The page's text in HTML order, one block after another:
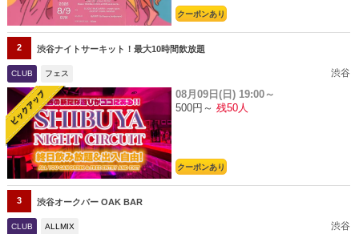
クーポンあり
2 渋谷ナイトサーキット！最大10時間飲放題
CLUB フェス 渋谷
08月09日(日) 19:00～
500円～ 残50人
クーポンあり
3 渋谷オークバー OAK BAR
CLUB ALLMIX 渋谷